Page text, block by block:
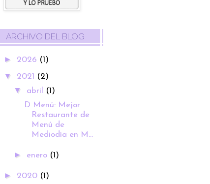
ARCHIVO DEL BLOG
► 2026 (1)
▼ 2021 (2)
▼ abril (1)
D Menú: Mejor
Restaurante de
Menú de
Mediodía en M...
► enero (1)
► 2020 (1)